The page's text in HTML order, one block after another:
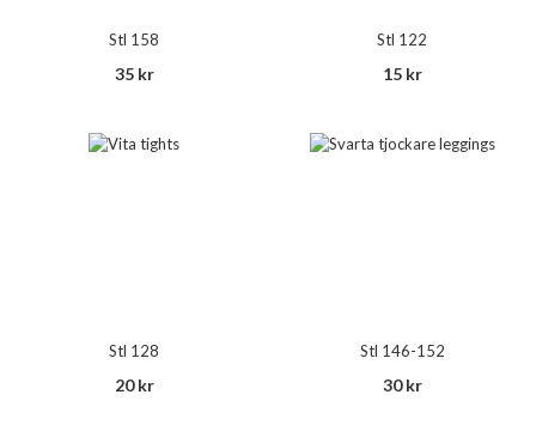
Stl 158
35 kr
Stl 122
15 kr
Stl 128
20 kr
Stl 146-152
30 kr